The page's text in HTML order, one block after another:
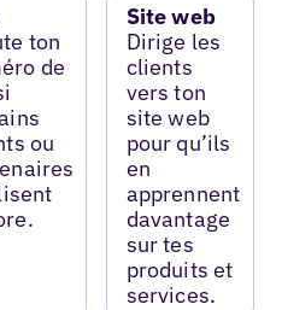
ton
de
ou
Site web
Dirige les
clients
vers ton
site web
pour qu’ils
en
apprennent
davantage
sur tes
produits et
services.